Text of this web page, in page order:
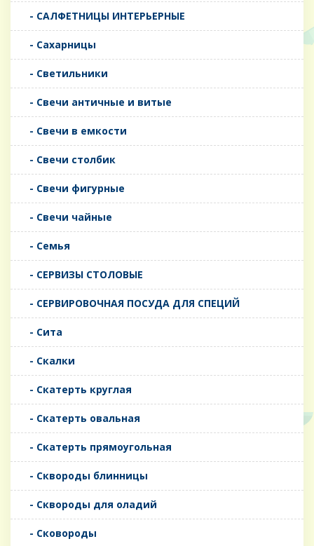
- САЛФЕТНИЦЫ ИНТЕРЬЕРНЫЕ
- Сахарницы
- Светильники
- Свечи античные и витые
- Свечи в емкости
- Свечи столбик
- Свечи фигурные
- Свечи чайные
- Семья
- СЕРВИЗЫ СТОЛОВЫЕ
- СЕРВИРОВОЧНАЯ ПОСУДА ДЛЯ СПЕЦИЙ
- Сита
- Скалки
- Скатерть круглая
- Скатерть овальная
- Скатерть прямоугольная
- Сквороды блинницы
- Сквороды для оладий
- Сковороды